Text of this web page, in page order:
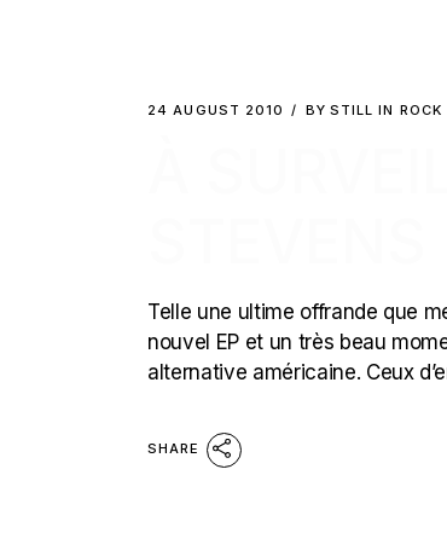
24 AUGUST 2010 BY STILL IN ROCK
Telle une ultime offrande que
nouvel EP et un très beau
alternative américaine. Ceux
SHARE